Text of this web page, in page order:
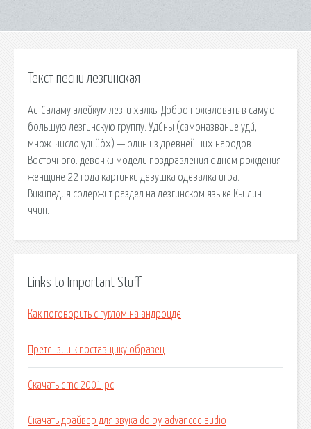
Текст песни лезгинская
Ас-Саламу алейкум лезги халкь! Добро пожаловать в самую
большую лезгинскую группу. Уди́ны (самоназвание уди́,
множ. число удийо́х) — один из древнейших народов
Восточного. девочки модели поздравления с днем рождения
женщине 22 года картинки девушка одевалка игра.
Википедия содержит раздел на лезгинском языке Кьилин
ччин.
Links to Important Stuff
Как поговорить с гуглом на андроиде
Претензии к поставщику образец
Скачать dmc 2001 pc
Скачать драйвер для звука dolby advanced audio